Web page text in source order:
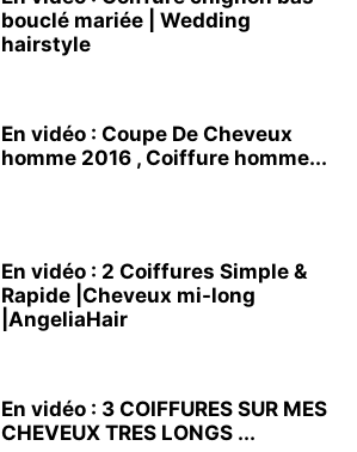
bouclé mariée | Wedding
hairstyle
En vidéo : Coupe De Cheveux
homme 2016 , Coiffure homme...
En vidéo : 2 Coiffures Simple &
Rapide |Cheveux mi-long
|AngeliaHair
En vidéo : 3 COIFFURES SUR MES
CHEVEUX TRES LONGS ...